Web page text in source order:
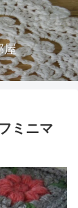
屋
ミニマ